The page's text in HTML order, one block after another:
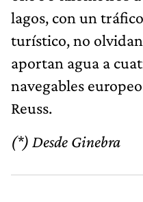
lagos, con un
turístico, no
aportan agua a
navegables
Reuss.
(*) Desde Ginebra